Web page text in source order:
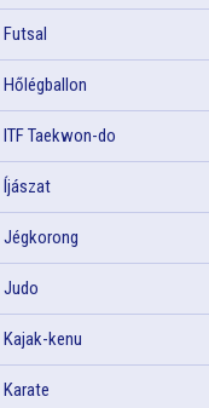
Futsal
Hőlégballon
ITF Taekwon-do
Íjászat
Jégkorong
Judo
Kajak-kenu
Karate